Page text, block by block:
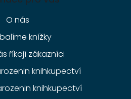
O nás
knížky
říkají zákazníci
knihkupectví
knihkupectví